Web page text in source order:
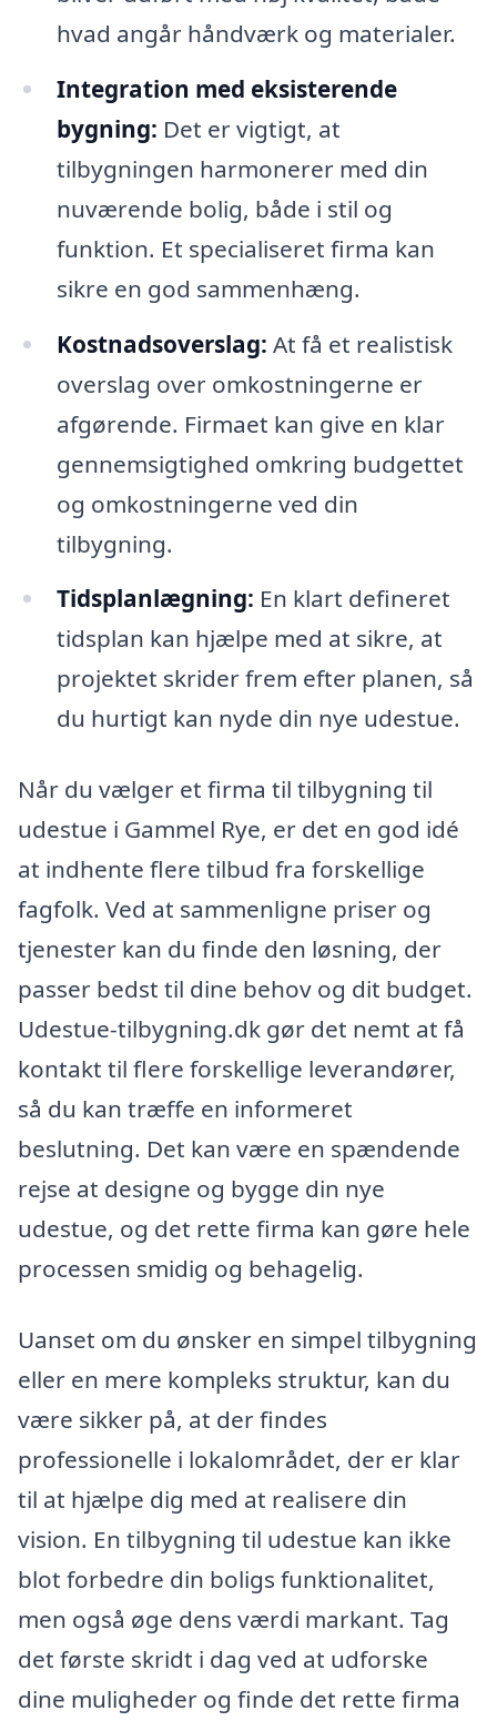
hvad angår håndværk og materialer.
Integration med eksisterende
bygning: Det er vigtigt, at
tilbygningen harmonerer med din
nuværende bolig, både i stil og
funktion. Et specialiseret firma kan
sikre en god sammenhæng.
Kostnadsoverslag: At få et realistisk
overslag over omkostningerne er
afgørende. Firmaet kan give en klar
gennemsigtighed omkring budgettet
og omkostningerne ved din
tilbygning.
Tidsplanlægning: En klart defineret
tidsplan kan hjælpe med at sikre, at
projektet skrider frem efter planen, så
du hurtigt kan nyde din nye udestue.
Når du vælger et firma til tilbygning til
udestue i Gammel Rye, er det en god idé
at indhente flere tilbud fra forskellige
fagfolk. Ved at sammenligne priser og
tjenester kan du finde den løsning, der
passer bedst til dine behov og dit budget.
Udestue-tilbygning.dk gør det nemt at få
kontakt til flere forskellige leverandører,
så du kan træffe en informeret
beslutning. Det kan være en spændende
rejse at designe og bygge din nye
udestue, og det rette firma kan gøre hele
processen smidig og behagelig.
Uanset om du ønsker en simpel tilbygning
eller en mere kompleks struktur, kan du
være sikker på, at der findes
professionelle i lokalområdet, der er klar
til at hjælpe dig med at realisere din
vision. En tilbygning til udestue kan ikke
blot forbedre din boligs funktionalitet,
men også øge dens værdi markant. Tag
det første skridt i dag ved at udforske
dine muligheder og finde det rette firma